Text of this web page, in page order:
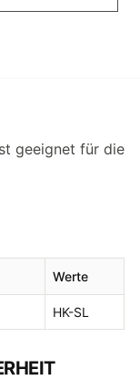
geeignet für die
Werte
HK-SL